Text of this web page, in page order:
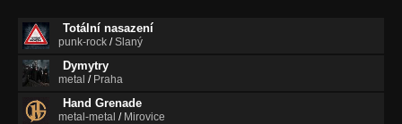
Totální nasazení
punk-rock /Slaný
Dymytry
metal / Praha
Hand Grenade
metal-metal / Mirovice